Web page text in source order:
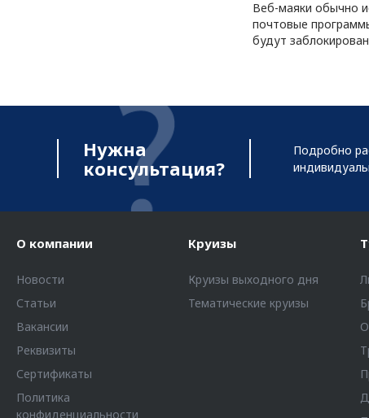
Веб-маяки обычно
почтовые
будут
Нужна
консультация?
Подробно
О компании
Новости
Статьи
Вакансии
Реквизиты
Сертификаты
Политика
конфиденциальности
Круизы
Круизы выходного дня
Тематические круизы